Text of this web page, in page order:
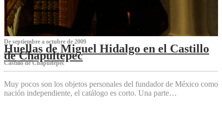
De septiembre a octubre de 2009
Huellas de Miguel Hidalgo en el Castillo
de Chapultepec
Castillo de Chapultepec
Muy pocos son los objetos personales del fundador de México como
nación independiente, el catálogo es corto. Una parte…